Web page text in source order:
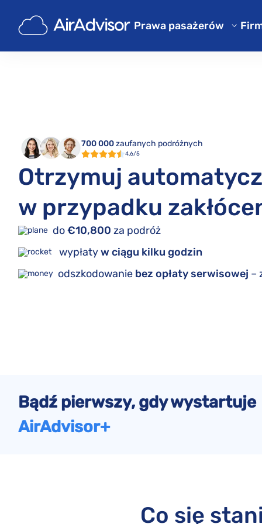
Prawa pasażerów
Kalkulator odszkodowania
Odszkodowanie za odmowę
Reklamacje linii lotniczych
Strajk linii lotniczych
Regulacje
O
700 000zaufanych podróżnych
4,6/5
Otrzymuj
w przypadku
do€10,800 za podróż
wypłatyw ciągu kilku godzin
odszkodowanie bez opłaty serwisowej –
Bądź pierwszy, gdy wystartuje
AirAdvisor+
Co się